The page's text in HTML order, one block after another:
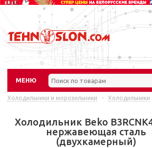
МЕНЮ
Холодильники и морозильники - Холодильники
Холодильник Beko
нержавеющая сталь
(двухкамерный)